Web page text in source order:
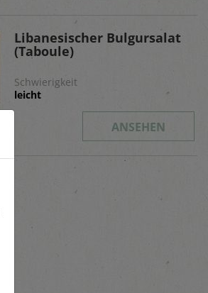
Libanesischer Bulgursalat
(Taboule)
Schwierigkeit
leicht
ANSEHEN